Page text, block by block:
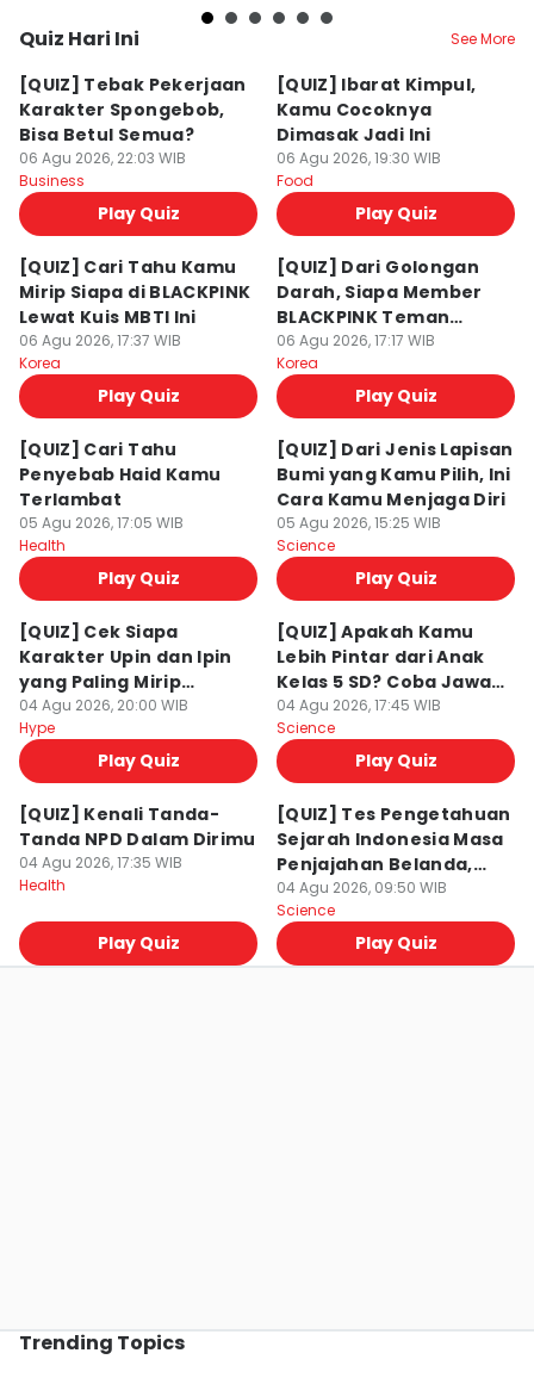
Quiz Hari Ini See More
[QUIZ] Tebak Pekerjaan
Karakter Spongebob,
Bisa Betul Semua?
06 Agu 2026, 22:03 WIB
Business
Play Quiz
[QUIZ] Ibarat Kimpul,
Kamu Cocoknya
Dimasak Jadi Ini
06 Agu 2026, 19:30 WIB
Food
Play Quiz
[QUIZ] Cari Tahu Kamu
Mirip Siapa di BLACKPINK
Lewat Kuis MBTI Ini
06 Agu 2026, 17:37 WIB
Korea
Play Quiz
[QUIZ] Dari Golongan
Darah, Siapa Member
BLACKPINK Teman
Hangout-mu?
06 Agu 2026, 17:17 WIB
Korea
Play Quiz
[QUIZ] Cari Tahu
Penyebab Haid Kamu
Terlambat
05 Agu 2026, 17:05 WIB
Health
Play Quiz
[QUIZ] Dari Jenis Lapisan
Bumi yang Kamu Pilih, Ini
Cara Kamu Menjaga Diri
05 Agu 2026, 15:25 WIB
Science
Play Quiz
[QUIZ] Cek Siapa
Karakter Upin dan Ipin
yang Paling Mirip
Kepribadianmu
04 Agu 2026, 20:00 WIB
Hype
Play Quiz
[QUIZ] Apakah Kamu
Lebih Pintar dari Anak
Kelas 5 SD? Coba Jawab
Kuis Ini
04 Agu 2026, 17:45 WIB
Science
Play Quiz
[QUIZ] Kenali Tanda-
Tanda NPD Dalam Dirimu
04 Agu 2026, 17:35 WIB
Health
Play Quiz
[QUIZ] Tes Pengetahuan
Sejarah Indonesia Masa
Penjajahan Belanda,
Yakin Ingat?
04 Agu 2026, 09:50 WIB
Science
Play Quiz
Trending Topics